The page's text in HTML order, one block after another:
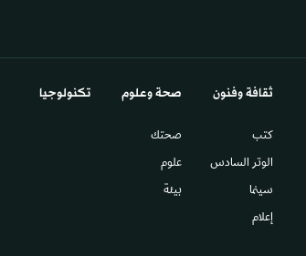
ثقافة وفنون
كتب
الوتر السادس​
سينما
إعلام
صحة وعلوم
صحتك
علوم
بيئة
تكنولوجيا